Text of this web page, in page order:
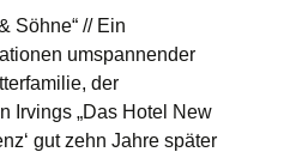
Söhne“ // Ein
umspannender
der
Irvings „Das Hotel New
gut zehn Jahre später